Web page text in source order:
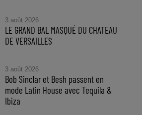
3 août 2026
LE GRAND BAL MASQUÉ DU CHATEAU
DE VERSAILLES
3 août 2026
Bob Sinclar et Besh passent en
mode Latin House avec Tequila &
Ibiza